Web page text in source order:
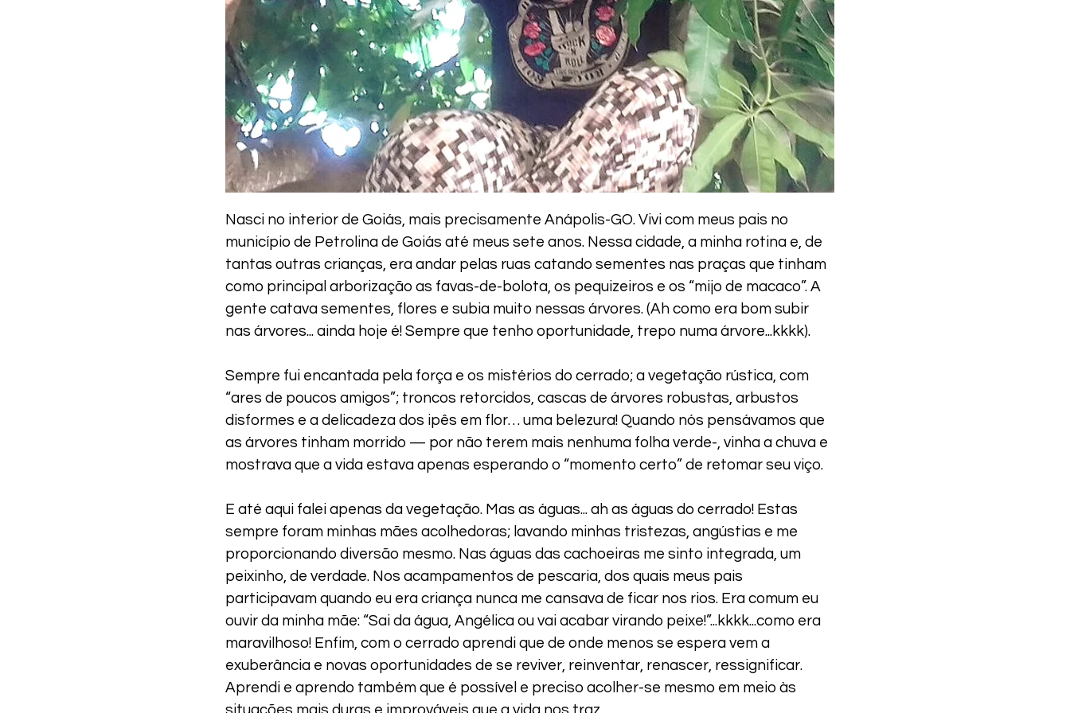
Nasci no interior de Goiás, mais precisamente Anápolis-GO. Vivi com meus pais no
município de Petrolina de Goiás até meus sete anos. Nessa cidade, a minha rotina e, de
tantas outras crianças, era andar pelas ruas catando sementes nas praças que tinham
como principal arborização as favas-de-bolota, os pequizeiros e os “mijo de macaco”. A
gente catava sementes, flores e subia muito nessas árvores. (Ah como era bom subir
nas árvores... ainda hoje é! Sempre que tenho oportunidade, trepo numa árvore...kkkk).
Sempre fui encantada pela força e os mistérios do cerrado; a vegetação rústica, com
“ares de poucos amigos”; troncos retorcidos, cascas de árvores robustas, arbustos
disformes e a delicadeza dos ipês em flor… uma belezura! Quando nós pensávamos que
as árvores tinham morrido — por não terem mais nenhuma folha verde-, vinha a chuva e
mostrava que a vida estava apenas esperando o “momento certo” de retomar seu viço.
E até aqui falei apenas da vegetação. Mas as águas... ah as águas do cerrado! Estas
sempre foram minhas mães acolhedoras; lavando minhas tristezas, angústias e me
proporcionando diversão mesmo. Nas águas das cachoeiras me sinto integrada, um
peixinho, de verdade. Nos acampamentos de pescaria, dos quais meus pais
participavam quando eu era criança nunca me cansava de ficar nos rios. Era comum eu
ouvir da minha mãe: “Sai da água, Angélica ou vai acabar virando peixe!”...kkkk...como era
maravilhoso! Enfim, com o cerrado aprendi que de onde menos se espera vem a
exuberância e novas oportunidades de se reviver, reinventar, renascer, ressignificar.
Aprendi e aprendo também que é possível e preciso acolher-se mesmo em meio às
situações mais duras e improváveis que a vida nos traz.